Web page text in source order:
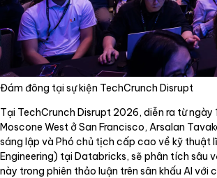
Đám đông tại sự kiện TechCrunch Disrupt
Tại TechCrunch Disrupt 2026, diễn ra từ ngày
Moscone West ở San Francisco, Arsalan
sáng lập và Phó chủ tịch cấp cao về kỹ thuật
Engineering) tại Databricks, sẽ phân tích sâu
này trong phiên thảo luận trên sân khấu AI với